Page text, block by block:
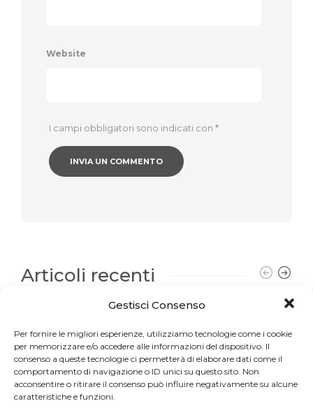
Gestisci Consenso
Per fornire le migliori esperienze, utilizziamo tecnologie come i cookie
per memorizzare e/o accedere alle informazioni del dispositivo. Il
consenso a queste tecnologie ci permetterà di elaborare dati come il
comportamento di navigazione o ID unici su questo sito. Non
acconsentire o ritirare il consenso può influire negativamente su alcune
caratteristiche e funzioni.
Website
I campi obbligatori sono indicati con *
Articoli recenti
Una sfida per gli appassionati del Pilates
La storia del mese. Liberarsi dal dolore